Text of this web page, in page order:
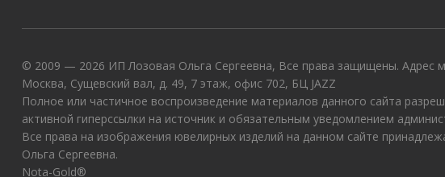
© 2009 — 2026 ИП Лозовая Ольга Сергеевна, Все права защищены. Адрес
Москва, Сущевский вал, д. 49, 7 этаж, офис 702, БЦ JAZZ
Полное или частичное воспроизведение материалов данного сайта
активной гиперссылки на источник и обязательным уведомлением
Все права на изображения ювелирных изделий на данном сайте
Ольга Сергеевна.
Nota-Gold®